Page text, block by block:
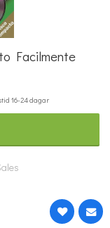
- Study Score
Facilmente
16-24 dagar